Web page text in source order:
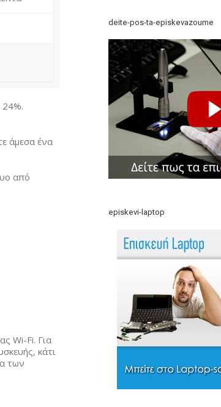
άμεσα ένα
από
Wi-Fi. Για
κάτι
των
deite-pos-ta-episkevazoume
episkevi-laptop